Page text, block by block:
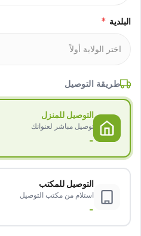
البلدية *
طريقة التوصيل
التوصيل للمنزل
توصيل مباشر لعنوانك
-
التوصيل للمكتب
استلام من مكتب التوصيل
-